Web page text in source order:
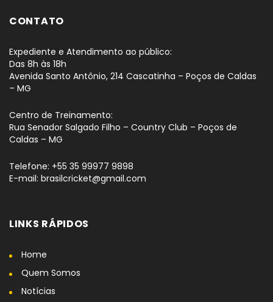
CONTATO
Expediente e Atendimento ao público:
Das 8h às 18h
Avenida Santo Antônio, 214 Cascatinha – Poços de Caldas
– MG
Centro de Treinamento:
Rua Senador Salgado Filho – Country Club – Poços de
Caldas – MG
Telefone: +55 35 99977 9898
E-mail: brasilcricket@gmail.com
LINKS RÁPIDOS
Home
Quem Somos
Notícias